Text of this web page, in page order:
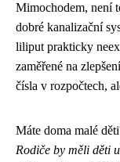
Mimochodem, není
dobré kanalizační
liliput prakticky
zaměřené na
čísla v rozpočtech,
Máte doma malé
Rodiče by měli děti